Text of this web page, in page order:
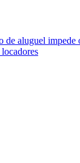
de aluguel impede